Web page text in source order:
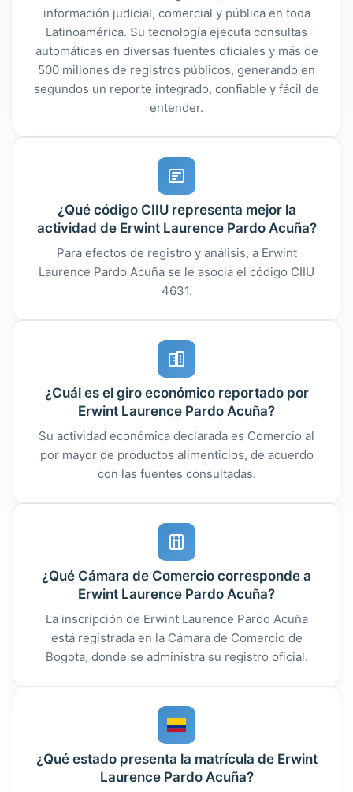
información judicial, comercial y pública en toda
Latinoamérica. Su tecnología ejecuta consultas
automáticas en diversas fuentes oficiales y más de
500 millones de registros públicos, generando en
segundos un reporte integrado, confiable y fácil de
entender.
¿Qué código CIIU representa mejor la
actividad de Erwint Laurence Pardo Acuña?
Para efectos de registro y análisis, a Erwint
Laurence Pardo Acuña se le asocia el código CIIU
4631.
¿Cuál es el giro económico reportado por
Erwint Laurence Pardo Acuña?
Su actividad económica declarada es Comercio al
por mayor de productos alimenticios, de acuerdo
con las fuentes consultadas.
¿Qué Cámara de Comercio corresponde a
Erwint Laurence Pardo Acuña?
La inscripción de Erwint Laurence Pardo Acuña
está registrada en la Cámara de Comercio de
Bogota, donde se administra su registro oficial.
¿Qué estado presenta la matrícula de Erwint
Laurence Pardo Acuña?